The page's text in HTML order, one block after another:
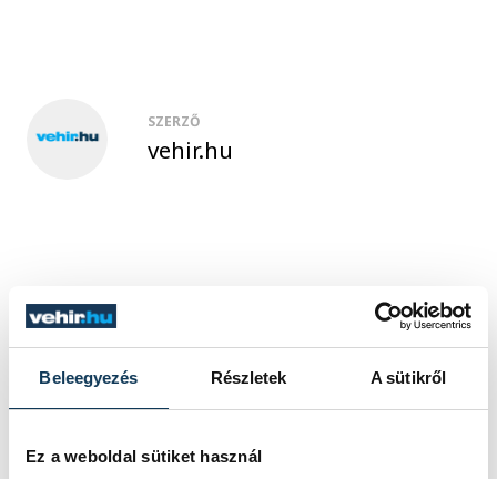
Beleegyezés Részletek A sütikről
Ez a weboldal sütiket használ
SZERZŐ
vehir.hu